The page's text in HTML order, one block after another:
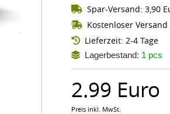
Spar-Versand: 3,90
Kostenloser Versand
Lieferzeit: 2-4 Tage
Lagerbestand: 1 pcs
2.99 Euro
Preis inkl. MwSt.